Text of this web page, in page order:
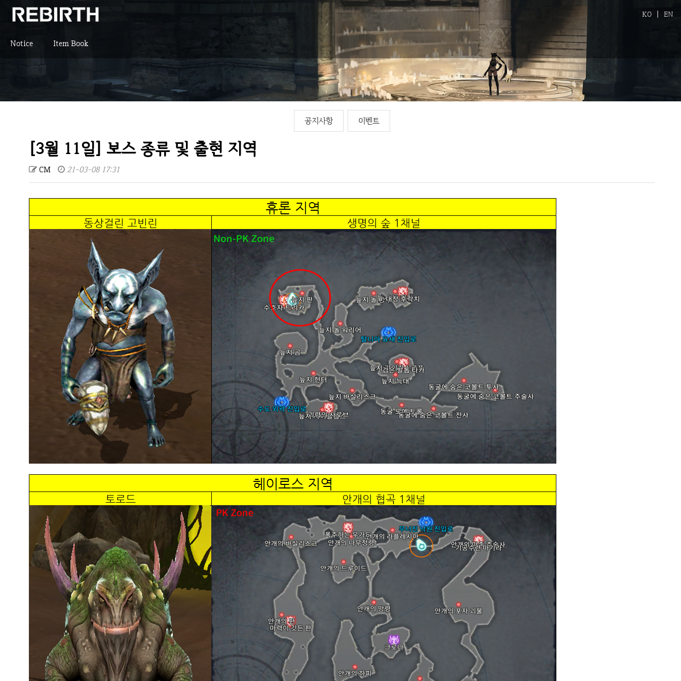
KO | EN
Notice Item Book
공지사항 이벤트
[3월 11일] 보스 종류 및 출현 지역
CM 21-03-08 17:31